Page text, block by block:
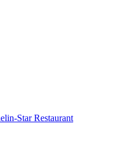
Star Restaurant